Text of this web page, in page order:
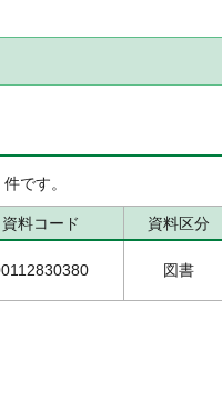
件です。
資料コード 資料区分
図書